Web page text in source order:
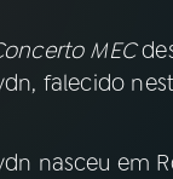
MEC
falecido
nasceu em